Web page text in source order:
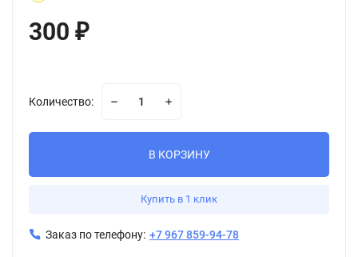
300 ₽
Количество:
В КОРЗИНУ
Купить в 1 клик
Заказ по телефону: +7 967 859-94-78